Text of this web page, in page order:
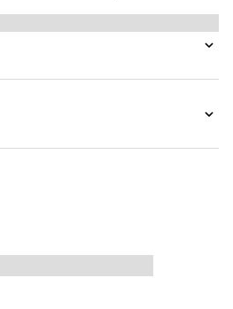
impreziosita da un ricamo